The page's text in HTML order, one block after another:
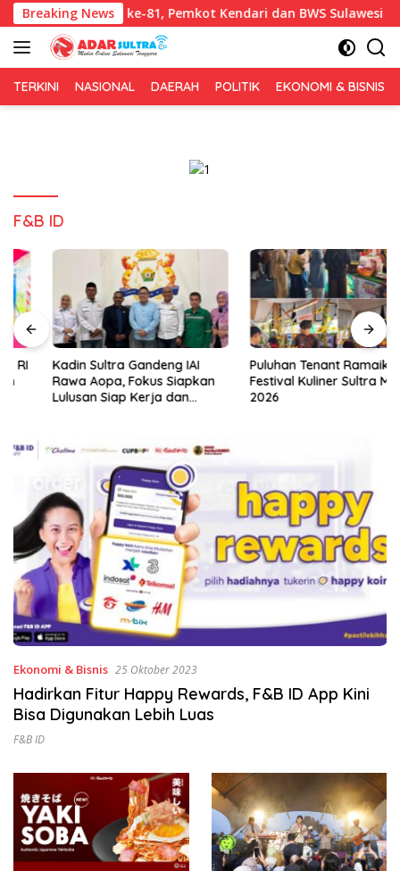
Langsung
ke
konten
Breaking News
HUT RI ke-81, Pemkot Kendari dan BWS Sulawesi IV
TERKINI NASIONAL DAERAH POLITIK EKONOMI & BISNIS
F&B ID
Kadin Sultra Gandeng IAI
Rawa Aopa, Fokus Siapkan
Lulusan Siap Kerja dan
Puluhan Tenant Ramaikan
Festival Kuliner Sultra Maimo
Ekonomi & Bisnis 25 Oktober 2023
Hadirkan Fitur Happy Rewards, F&B ID App Kini
Bisa Digunakan Lebih Luas
F&B ID